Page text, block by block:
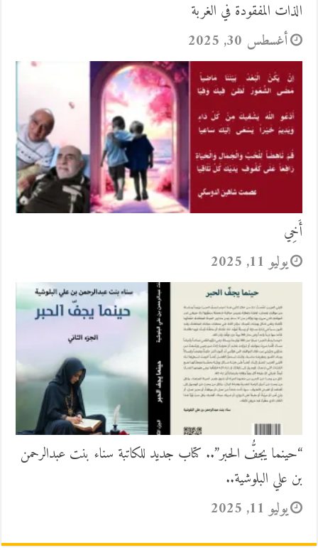
الذات المفقودة في الغربة
أغسطس 30, 2025
أَخِي
يوليو 11, 2025
“حينما يجفُّ الحبر”.. كتاب جديد للكاتبة سناء بنت عبدالرحمن
بن علي البلوشية..
يوليو 11, 2025